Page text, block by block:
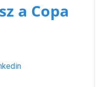
a Copa